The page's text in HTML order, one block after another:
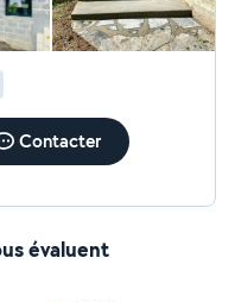
Contacter
évaluent